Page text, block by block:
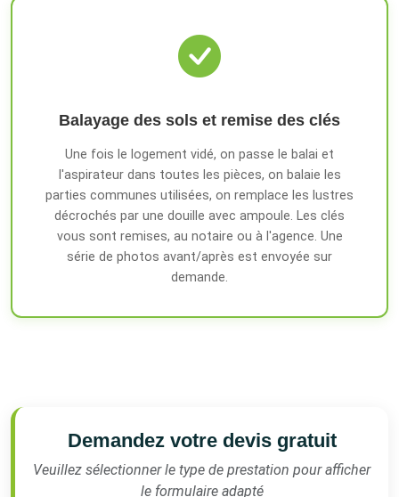
Balayage des sols et remise des clés
Une fois le logement vidé, on passe le balai et
l'aspirateur dans toutes les pièces, on balaie les
parties communes utilisées, on remplace les lustres
décrochés par une douille avec ampoule. Les clés
vous sont remises, au notaire ou à l'agence. Une
série de photos avant/après est envoyée sur
demande.
Demandez votre devis gratuit
Veuillez sélectionner le type de prestation pour afficher
le formulaire adapté